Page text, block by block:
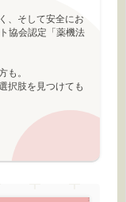
、そして安全にお
協会認定「薬機法
も。
択肢を見つけても